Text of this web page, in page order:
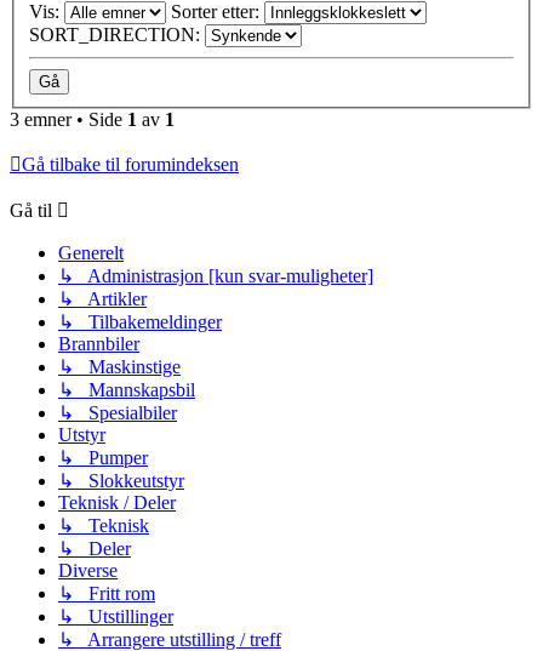
Vis:
Sorter etter:
SORT_DIRECTION:
3 emner • Side 1 av 1
Gå tilbake til forumindeksen
Gå til
Generelt
↳ Administrasjon [kun svar-muligheter]
↳ Artikler
↳ Tilbakemeldinger
Brannbiler
↳ Maskinstige
↳ Mannskapsbil
↳ Spesialbiler
Utstyr
↳ Pumper
↳ Slokkeutstyr
Teknisk / Deler
↳ Teknisk
↳ Deler
Diverse
↳ Fritt rom
↳ Utstillinger
↳ Arrangere utstilling / treff